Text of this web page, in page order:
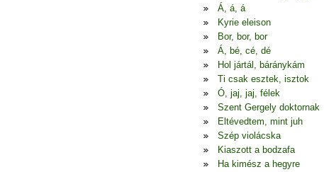
Á, á, á
Kyrie eleison
Bor, bor, bor
Á, bé, cé, dé
Hol jártál, báránykám
Ti csak esztek, isztok
Ó, jaj, jaj, félek
Szent Gergely doktornak
Eltévedtem, mint juh
Szép violácska
Kiaszott a bodzafa
Ha kimész a hegyre